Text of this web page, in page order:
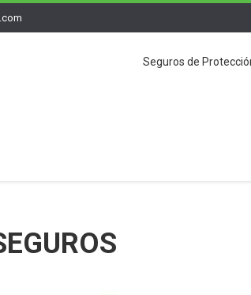
Seguros de